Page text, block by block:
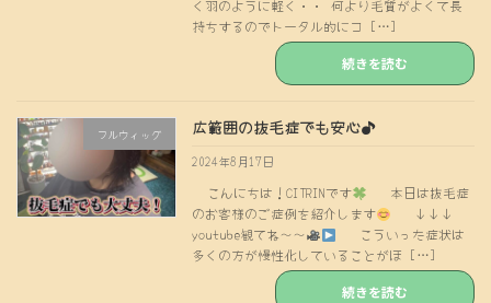
く羽のように軽く・・ 何より毛質がよくて長
持ちするのでトータル的にコ […]
続きを読む
フルウィッグ 広範囲の抜毛症でも安心♪
2024年8月17日
こんにちは！CITRINです
本日は抜毛症
のお客様のご症例を紹介します
↓↓↓
youtube観てね〜〜
こういった症状は
多くの方が慢性化していることがほ […]
続きを読む